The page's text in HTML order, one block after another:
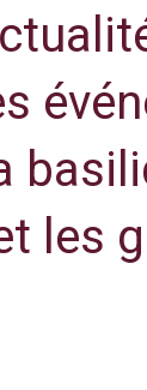
les